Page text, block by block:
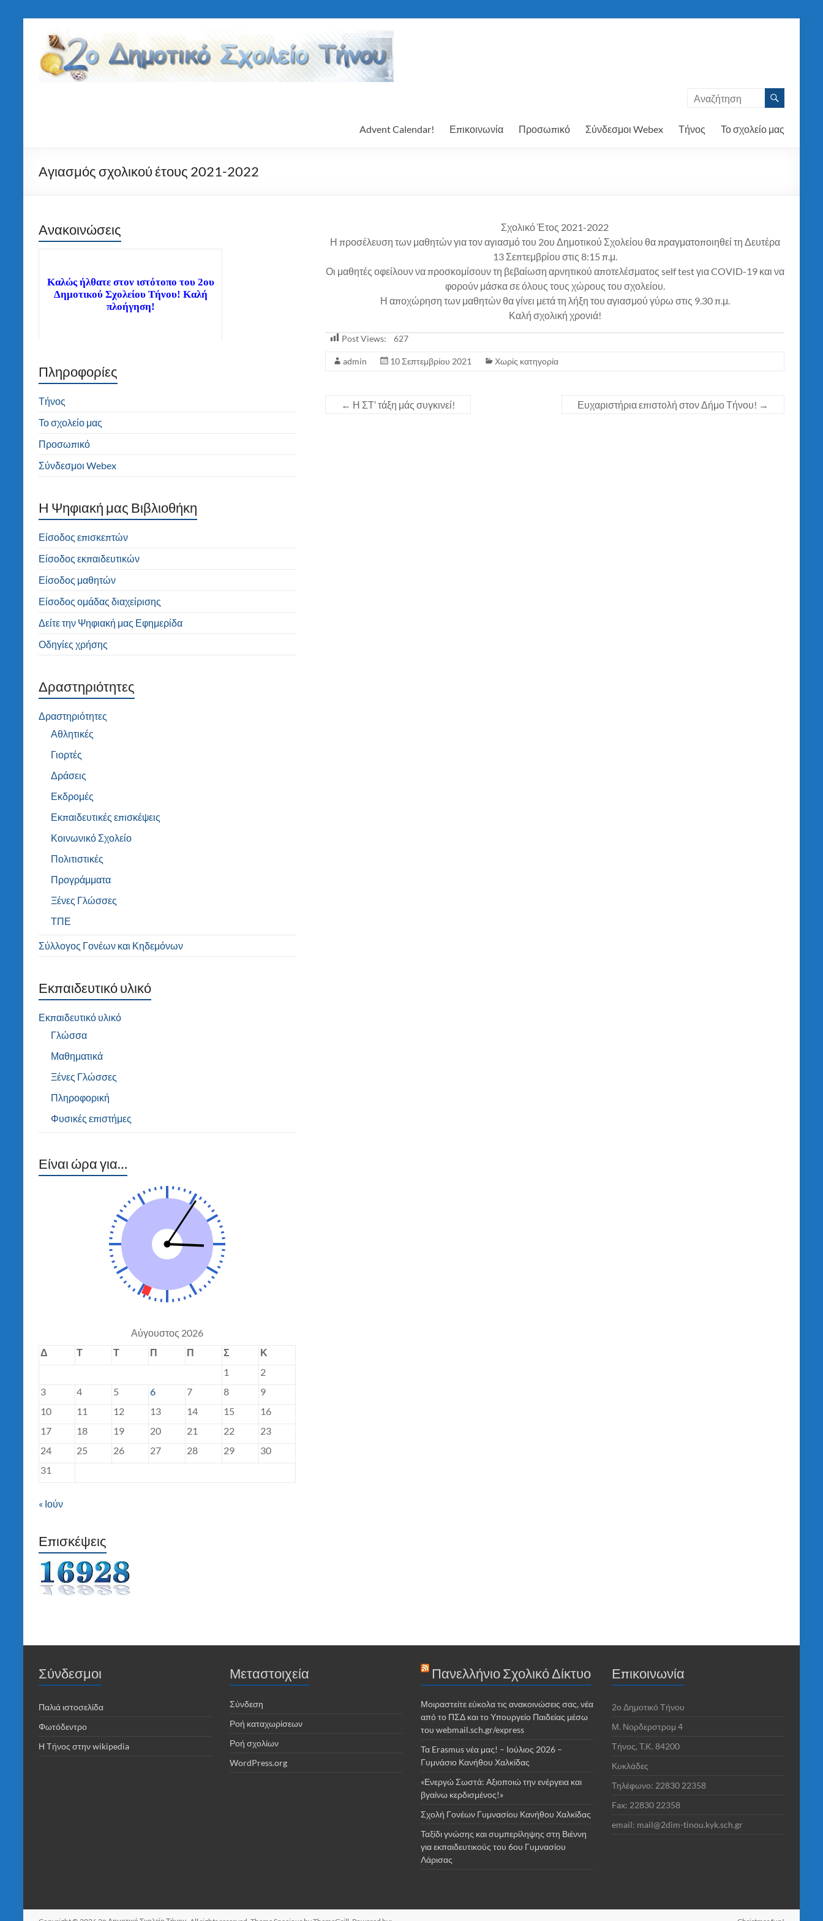
περιεχόμενο
2ο
Δημοτικό
Σχολείο
Advent Calendar! Επικοινωνία Προσωπικό Σύνδεσμοι Webex Τήνος Το σχολείο μας
Αγιασμός σχολικού έτους 2021-2022
Σχολικό Έτος 2021-2022
Η προσέλευση των μαθητών για τον αγιασμό του 2ου Δημοτικού Σχολείου θα πραγματοποιηθεί τη Δευτέρα
13 Σεπτεμβρίου στις 8:15 π.μ.
Οι μαθητές οφείλουν να προσκομίσουν τη βεβαίωση αρνητικού αποτελέσματος self test για COVID-19 και να
φορούν μάσκα σε όλους τους χώρους του σχολείου.
Η αποχώρηση των μαθητών θα γίνει μετά τη λήξη του αγιασμού γύρω στις 9.30 π.μ.
Καλή σχολική χρονιά!
Post Views: 627
admin 10 Σεπτεμβρίου 2021 Χωρίς κατηγορία
← Η ΣΤ’ τάξη μάς συγκινεί! Ευχαριστήρια επιστολή στον Δήμο Τήνου! →
Ανακοινώσεις
Καλώς ήλθατε στον ιστότοπο του 2ου
Δημοτικού Σχολείου Τήνου! Καλή
πλοήγηση!
Διαβάστε τα νέα μας άρθρα στην αρχική
Πληροφορίες
Τήνος
Το σχολείο μας
Προσωπικό
Σύνδεσμοι Webex
H Ψηφιακή μας Βιβλιοθήκη
Είσοδος επισκεπτών
Είσοδος εκπαιδευτικών
Είσοδος μαθητών
Είσοδος ομάδας διαχείρισης
Δείτε την Ψηφιακή μας Εφημερίδα
Οδηγίες χρήσης
Δραστηριότητες
Δραστηριότητες
Αθλητικές
Γιορτές
Δράσεις
Εκδρομές
Εκπαιδευτικές επισκέψεις
Κοινωνικό Σχολείο
Πολιτιστικές
Προγράμματα
Ξένες Γλώσσες
ΤΠΕ
Σύλλογος Γονέων και Κηδεμόνων
Εκπαιδευτικό υλικό
Εκπαιδευτικό υλικό
Γλώσσα
Μαθηματικά
Ξένες Γλώσσες
Πληροφορική
Φυσικές επιστήμες
Είναι ώρα για…
Αύγουστος 2026
Δ
Τ Τ Π Π Σ
Κ
1
2
3
4 5 6 7 8
9
10
11 12 13 14 15
16
17
18 19 20 21 22
23
24
25 26 27 28 29
30
31
« Ιούν
Επισκέψεις
Σύνδεσμοι
Παλιά ιστοσελίδα
Φωτόδεντρο
Η Τήνος στην wikipedia
Μεταστοιχεία
Σύνδεση
Ροή καταχωρίσεων
Ροή σχολίων
WordPress.org
Πανελλήνιο Σχολικό Δίκτυο
Μοιραστείτε εύκολα τις ανακοινώσεις σας, νέα
από το ΠΣΔ και το Υπουργείο Παιδείας μέσω
του webmail.sch.gr/express
Τα Erasmus νέα μας! – Ιούλιος 2026 –
Γυμνάσιο Κανήθου Χαλκίδας
«Ενεργώ Σωστά: Αξιοποιώ την ενέργεια και
βγαίνω κερδισμένος!»
Σχολή Γονέων Γυμνασίου Κανήθου Χαλκίδας
Ταξίδι γνώσης και συμπερίληψης στη Βιέννη
για εκπαιδευτικούς του 6ου Γυμνασίου
Λάρισας
Επικοινωνία
2o Δημοτικό Τήνου
Μ. Νορδερστρομ 4
Τήνος, T.K. 84200
Κυκλάδες
Τηλέφωνο: 22830 22358
Fax: 22830 22358
email: mail@2dim-tinou.kyk.sch.gr